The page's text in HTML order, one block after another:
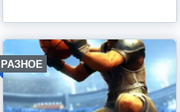
РАЗНОЕ